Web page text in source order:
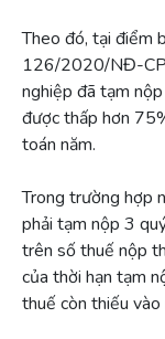
Theo đó, tại điểm
126/2020/NĐ-CP
nghiệp đã tạm
được thấp hơn
toán năm.
Trong trường hợp
phải tạm nộp 3
trên số thuế nộp
của thời hạn tạm
thuế còn thiếu vào